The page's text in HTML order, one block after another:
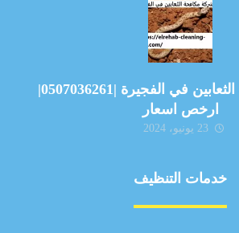
شركة مكافحة الثعابين في الفجيرة |0507036261|
ارخص اسعار
23 يونيو، 2024
خدمات التنظيف